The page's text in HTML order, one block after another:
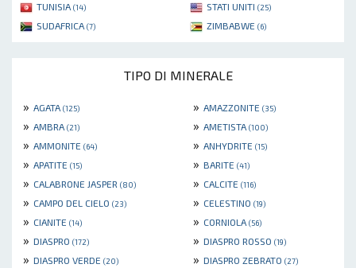
TUNISIA (14) STATI UNITI (25)
SUDAFRICA (7) ZIMBABWE (6)
TIPO DI MINERALE
» AGATA (125) » AMAZZONITE (35)
» AMBRA (21) » AMETISTA (100)
» AMMONITE (64) » ANHYDRITE (15)
» APATITE (15) » BARITE (41)
» CALABRONE JASPER (80) » CALCITE (116)
» CAMPO DEL CIELO (23) » CELESTINO (19)
» CIANITE (14) » CORNIOLA (56)
» DIASPRO (172) » DIASPRO ROSSO (19)
» DIASPRO VERDE (20) » DIASPRO ZEBRATO (27)